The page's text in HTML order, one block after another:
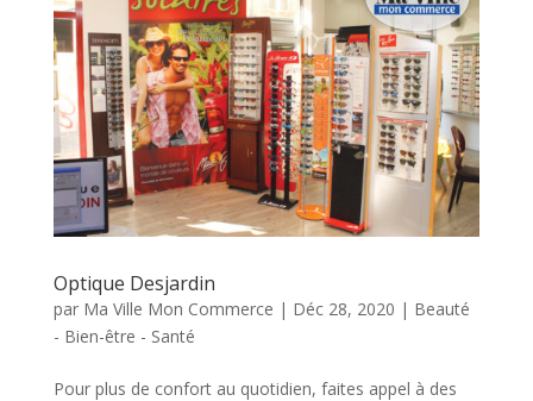
Optique Desjardin
par Ma Ville Mon Commerce | Déc 28, 2020 | Beauté
- Bien-être - Santé
Pour plus de confort au quotidien, faites appel à des